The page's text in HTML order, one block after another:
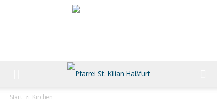
Start Kirchen